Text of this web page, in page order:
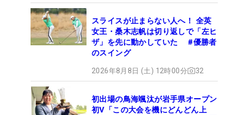
スライスが止まらない人へ！ 全英
女王・桑木志帆は切り返しで「左ヒ
ザ」を先に動かしていた #優勝者
のスイング
2026年8月8日 (土) 12時00分 32
初出場の鳥海颯汰が岩手県オープン
初V「この大会を機にどんどん上